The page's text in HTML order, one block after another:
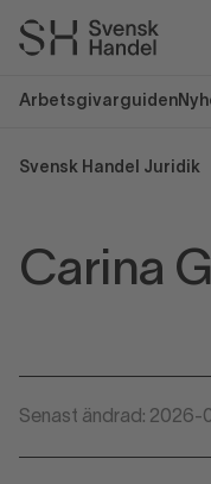
Arbetsgivarguiden
Svensk Handel Juridik
Carina
Senast ändrad: 2026-